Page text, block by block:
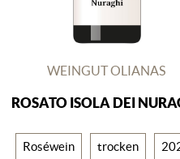
WEINGUT OLIANAS
ROSATO ISOLA DEI
Roséwein trocken